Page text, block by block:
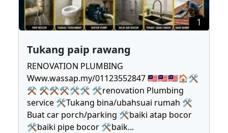
1
Tukang paip rawang
RENOVATION PLUMBING
Www.wassap.my/01123552847 🇲🇾🇲🇾🇲🇾🏠🛠
⚒ ⚒⚒⚒🛠🛠 🛠renovation Plumbing
service 🛠Tukang bina/ubahsuai rumah 🛠
Buat car porch/parking 🛠baiki atap bocor
🛠baiki pipe bocor 🛠baik...